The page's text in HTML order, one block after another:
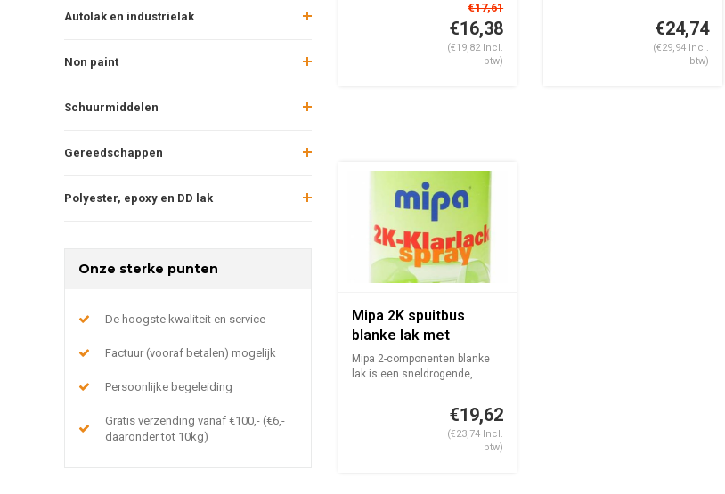
Autolak en industrielak
Non paint
Schuurmiddelen
Gereedschappen
Polyester, epoxy en DD lak
Onze sterke punten
De hoogste kwaliteit en service
Factuur (vooraf betalen) mogelijk
Persoonlijke begeleiding
Gratis verzending vanaf €100,- (€6,-
daaronder tot 10kg)
€17,61
€16,38
(€19,82 Incl.
btw)
€24,74
(€29,94 Incl.
btw)
Mipa 2K spuitbus
blanke lak met
doordrukpatroon
400ml
Mipa 2-componenten blanke
lak is een sneldrogende,
€19,62
(€23,74 Incl.
btw)